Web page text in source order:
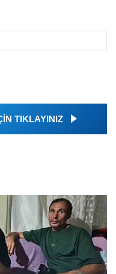
TIKLAYINIZ